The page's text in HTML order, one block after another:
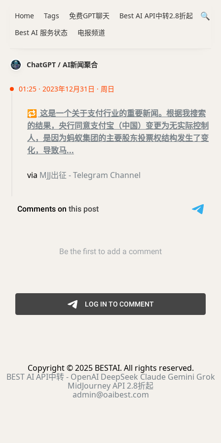
ChatGPT / AI新闻聚合
01:25 · 2023年12月31日 · 周日
🔁 这是一个关于支付行业的重要新闻。根据我搜索
的结果，央行同意支付宝（中国）变更为无实际控制
人，是因为蚂蚁集团的主要股东投票权结构发生了变
化，导致马...
via MJJ出征 - Telegram Channel
Home Tags 免费GPT聊天
Best AI API中转2.8折起
Best AI 服务状态
电报频道
Copyright © 2025 BESTAI. All rights reserved.
BEST AI API中转 - OpenAI DeepSeek Claude Gemini Grok
MidJourney API 2.8折起
admin@oaibest.com